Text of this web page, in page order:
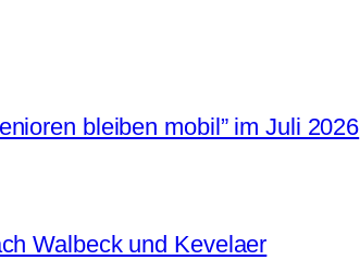
bleiben mobil” im Juli 2026
Walbeck und Kevelaer